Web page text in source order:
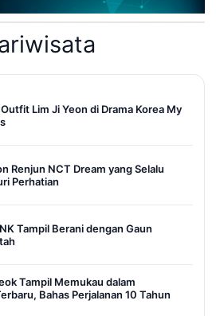
Lim Ji Yeon di Drama Korea My
Renjun NCT Dream yang Selalu
Perhatian
Tampil Berani dengan Gaun
Tampil Memukau dalam
Bahas Perjalanan 10 Tahun